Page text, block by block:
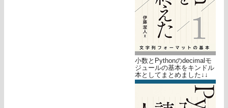
小数とPythonのdecimalモ
ジュールの基本をキンドル
本としてまとめました↓↓